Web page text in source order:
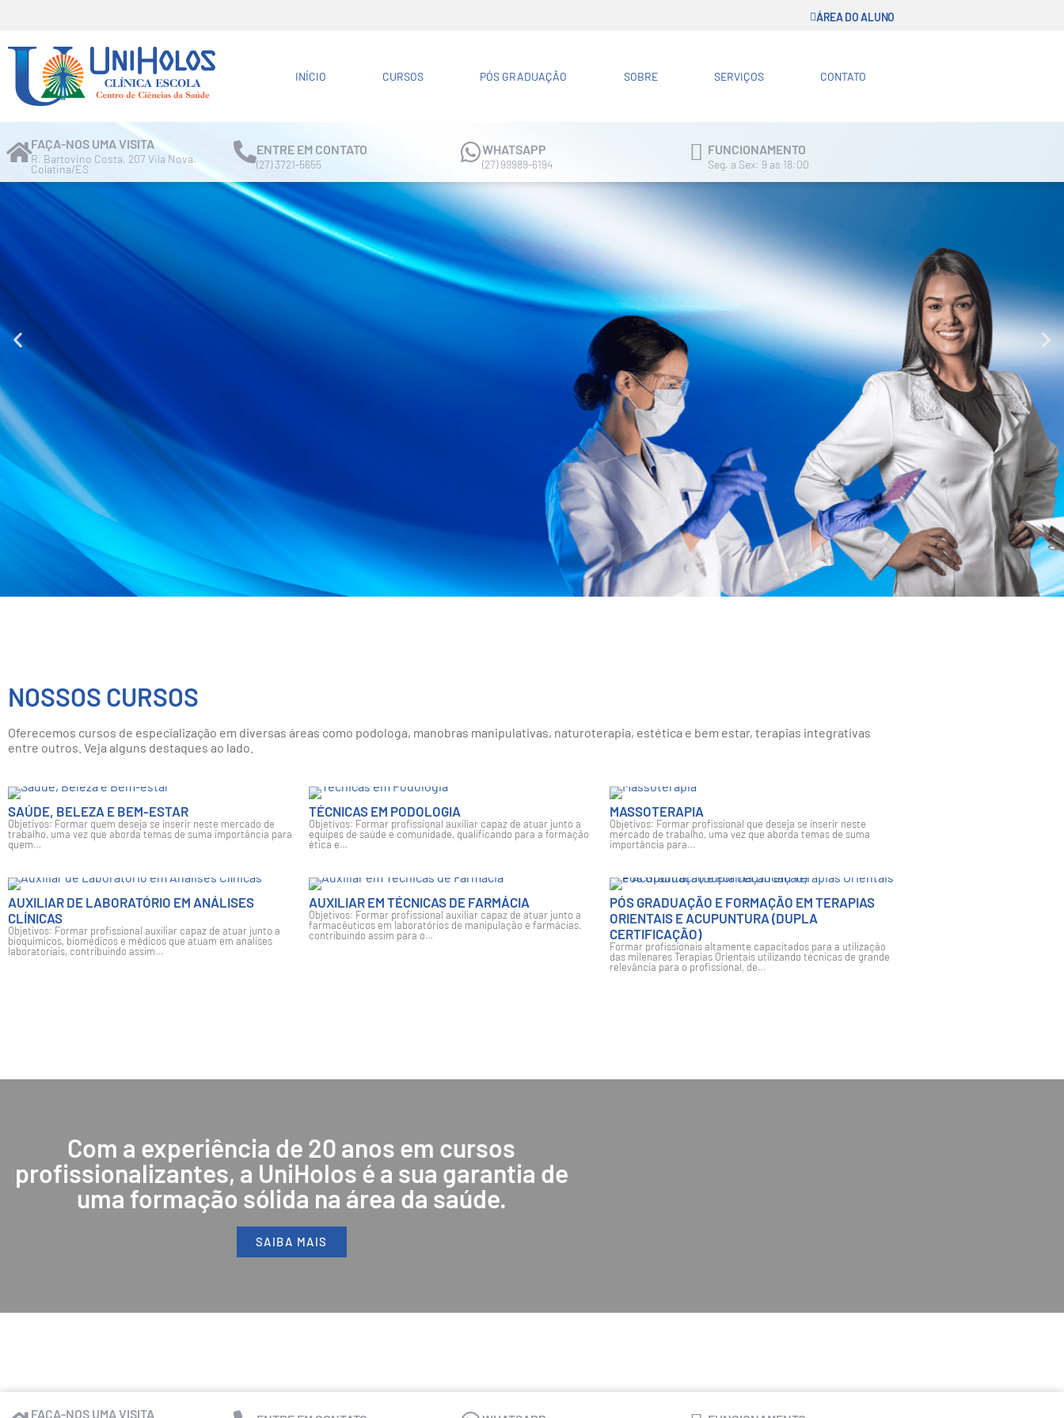
ÁREA DO ALUNO
INÍCIO CURSOS PÓS GRADUAÇÃO SOBRE SERVIÇOS CONTATO
FAÇA-NOS UMA VISITA
R. Bartovino Costa, 207 Vila Nova.
Colatina/ES
ENTRE EM CONTATO
(27) 3721-5655
WHATSAPP
(27) 99989-6194
FUNCIONAMENTO
Seg. a Sex: 9 as 18:00
NOSSOS CURSOS
Oferecemos cursos de especialização em diversas áreas como podologa, manobras manipulativas, naturoterapia, estética e bem estar, terapias integrativas
entre outros. Veja alguns destaques ao lado.
SAÚDE, BELEZA E BEM-ESTAR
Objetivos: Formar quem deseja se inserir neste mercado de
trabalho, uma vez que aborda temas de suma importância para
quem…
TÉCNICAS EM PODOLOGIA
Objetivos: Formar profissional auxiliar capaz de atuar junto a
equipes de saúde e comunidade, qualificando para a formação
ética e…
MASSOTERAPIA
Objetivos: Formar profissional que deseja se inserir neste
mercado de trabalho, uma vez que aborda temas de suma
importância para…
AUXILIAR DE LABORATÓRIO EM ANÁLISES
CLÍNICAS
Objetivos: Formar profissional auxiliar capaz de atuar junto a
bioquímicos, biomédicos e médicos que atuam em analises
laboratoriais, contribuindo assim…
AUXILIAR EM TÉCNICAS DE FARMÁCIA
Objetivos: Formar profissional auxiliar capaz de atuar junto a
farmacêuticos em laboratórios de manipulação e farmácias,
contribuindo assim para o…
PÓS GRADUAÇÃO E FORMAÇÃO EM TERAPIAS
ORIENTAIS E ACUPUNTURA (DUPLA
CERTIFICAÇÃO)
Formar profissionais altamente capacitados para a utilização
das milenares Terapias Orientais utilizando técnicas de grande
relevância para o profissional, de…
Com a experiência de 20 anos em cursos
profissionalizantes, a UniHolos é a sua garantia de
uma formação sólida na área da saúde.
SAIBA MAIS
FAÇA-NOS UMA VISITA